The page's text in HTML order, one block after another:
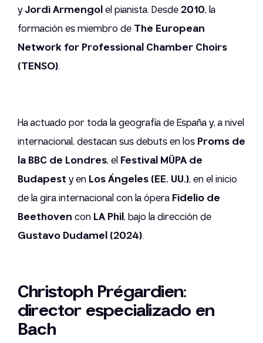
yJordi Armengolel pianista. Desde2010, la
formación es miembro de The European
Network for Professional Chamber Choirs
(TENSO).
Ha actuado por toda la geografía de España y, a nivel
internacional, destacan sus debuts en los Proms de
la BBC de Londres, el Festival MÜPA de
Budapest y en Los Ángeles (EE. UU.), en el inicio
de la gira internacional con la ópera Fidelio de
Beethoven con LA Phil, bajo la dirección de
Gustavo Dudamel (2024).
Christoph Prégardien:
director especializado en
Bach